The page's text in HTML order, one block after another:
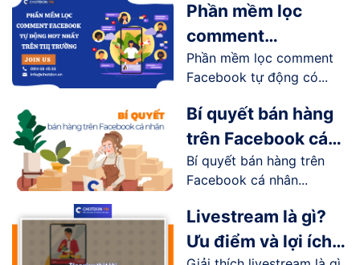
Phần mềm lọc
comment
Facebook tự động
hot nhất trên thị
trường
Phần mềm lọc comment
Facebook tự động có...
Bí quyết bán hàng
trên Facebook cá
nhân hiệu quả
Bí quyết bán hàng trên
Facebook cá nhân...
Livestream là gì?
Ưu điểm và lợi ích